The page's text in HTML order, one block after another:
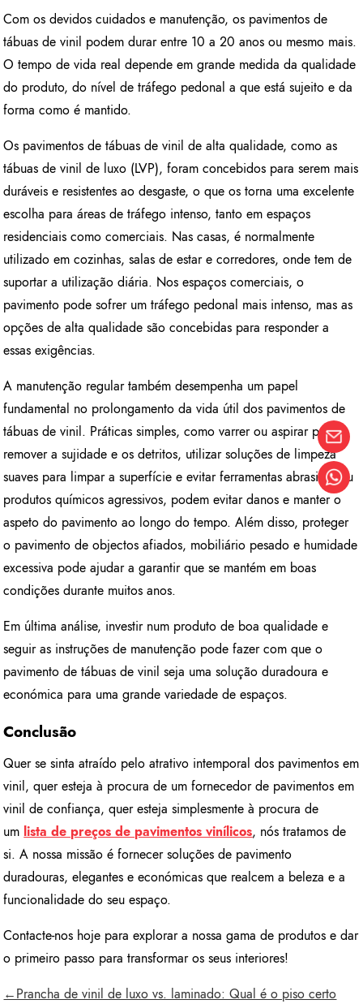
Com os devidos cuidados e manutenção, os pavimentos de
tábuas de vinil podem durar entre 10 a 20 anos ou mesmo mais.
O tempo de vida real depende em grande medida da qualidade
do produto, do nível de tráfego pedonal a que está sujeito e da
forma como é mantido.
Os pavimentos de tábuas de vinil de alta qualidade, como as
tábuas de vinil de luxo (LVP), foram concebidos para serem mais
duráveis e resistentes ao desgaste, o que os torna uma excelente
escolha para áreas de tráfego intenso, tanto em espaços
residenciais como comerciais. Nas casas, é normalmente
utilizado em cozinhas, salas de estar e corredores, onde tem de
suportar a utilização diária. Nos espaços comerciais, o
pavimento pode sofrer um tráfego pedonal mais intenso, mas as
opções de alta qualidade são concebidas para responder a
essas exigências.
A manutenção regular também desempenha um papel
fundamental no prolongamento da vida útil dos pavimentos de
tábuas de vinil. Práticas simples, como varrer ou aspirar para
remover a sujidade e os detritos, utilizar soluções de limpeza
suaves para limpar a superfície e evitar ferramentas abrasivas ou
produtos químicos agressivos, podem evitar danos e manter o
aspeto do pavimento ao longo do tempo. Além disso, proteger
o pavimento de objectos afiados, mobiliário pesado e humidade
excessiva pode ajudar a garantir que se mantém em boas
condições durante muitos anos.
Em última análise, investir num produto de boa qualidade e
seguir as instruções de manutenção pode fazer com que o
pavimento de tábuas de vinil seja uma solução duradoura e
económica para uma grande variedade de espaços.
Conclusão
Quer se sinta atraído pelo atrativo intemporal dos pavimentos em
vinil, quer esteja à procura de um fornecedor de pavimentos em
vinil de confiança, quer esteja simplesmente à procura de
um lista de preços de pavimentos vinílicos, nós tratamos de
si. A nossa missão é fornecer soluções de pavimento
duradouras, elegantes e económicas que realcem a beleza e a
funcionalidade do seu espaço.
Contacte-nos hoje para explorar a nossa gama de produtos e dar
o primeiro passo para transformar os seus interiores!
←Prancha de vinil de luxo vs. laminado: Qual é o piso certo